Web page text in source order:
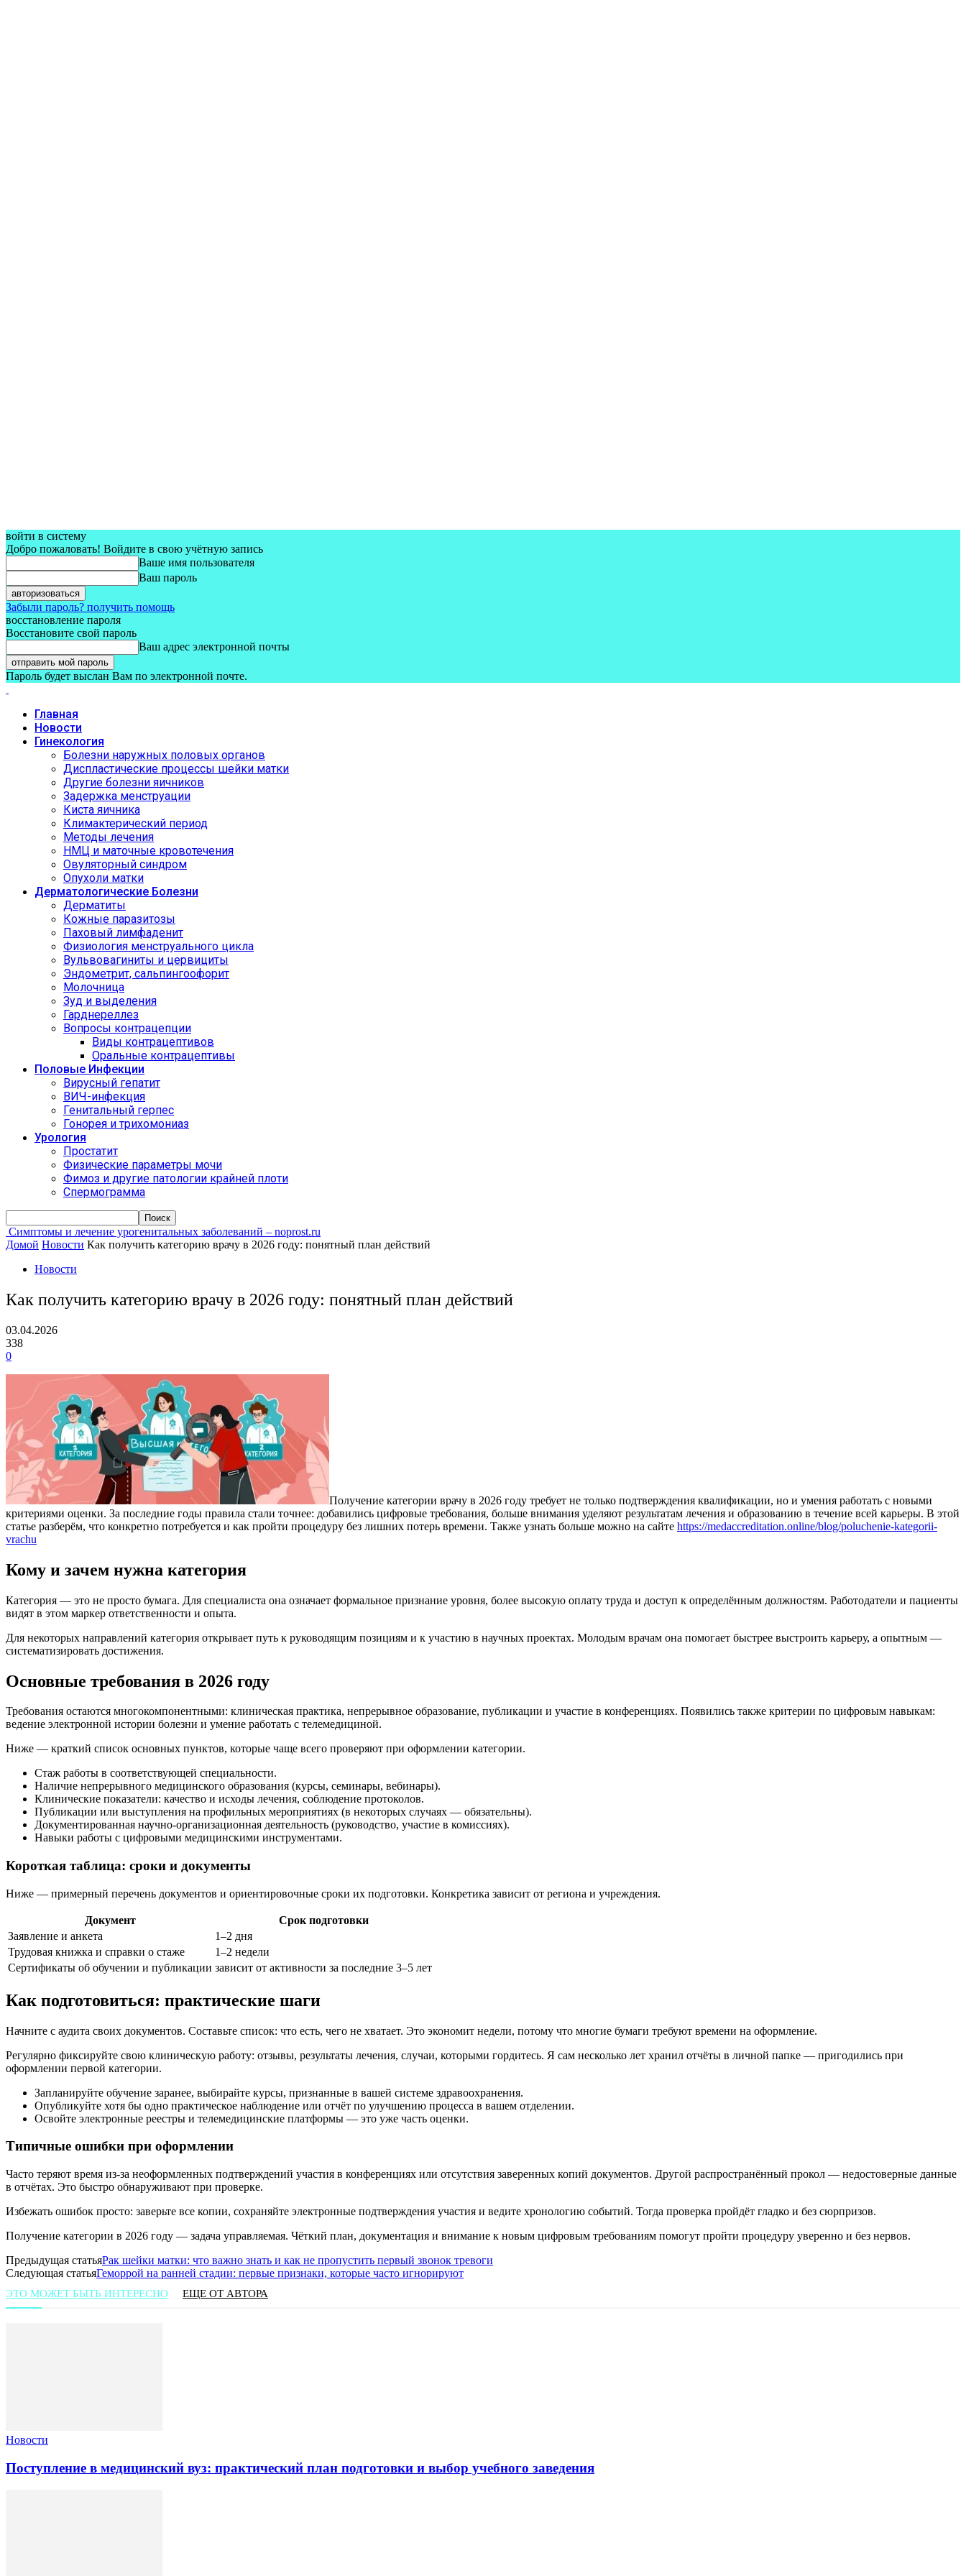
войти в систему
Добро пожаловать! Войдите в свою учётную запись
Ваше имя пользователя
Ваш пароль
Забыли пароль? получить помощь
восстановление пароля
Восстановите свой пароль
Ваш адрес электронной почты
Пароль будет выслан Вам по электронной почте.
Главная
Новости
Гинекология
Болезни наружных половых органов
Диспластические процессы шейки матки
Другие болезни яичников
Задержка менструации
Киста яичника
Климактерический период
Методы лечения
НМЦ и маточные кровотечения
Овуляторный синдром
Опухоли матки
Дерматологические Болезни
Дерматиты
Кожные паразитозы
Паховый лимфаденит
Физиология менструального цикла
Вульвовагиниты и цервициты
Эндометрит, сальпингоофорит
Молочница
Зуд и выделения
Гарднереллез
Вопросы контрацепции
Виды контрацептивов
Оральные контрацептивы
Половые Инфекции
Вирусный гепатит
ВИЧ-инфекция
Генитальный герпес
Гонорея и трихомониаз
Урология
Простатит
Физические параметры мочи
Фимоз и другие патологии крайней плоти
Спермограмма
Симптомы и лечение урогенитальных заболеваний – noprost.ru
Домой Новости Как получить категорию врачу в 2026 году: понятный план действий
Новости
Как получить категорию врачу в 2026 году: понятный план действий
03.04.2026
338
0
Получение категории врачу в 2026 году требует не только подтверждения квалификации, но и умения работать с новыми
критериями оценки. За последние годы правила стали точнее: добавились цифровые требования, больше внимания уделяют результатам лечения и образованию в течение всей карьеры. В этой
статье разберём, что конкретно потребуется и как пройти процедуру без лишних потерь времени. Также узнать больше можно на сайте https://medaccreditation.online/blog/poluchenie-kategorii-
vrachu
Кому и зачем нужна категория
Категория — это не просто бумага. Для специалиста она означает формальное признание уровня, более высокую оплату труда и доступ к определённым должностям. Работодатели и пациенты
видят в этом маркер ответственности и опыта.
Для некоторых направлений категория открывает путь к руководящим позициям и к участию в научных проектах. Молодым врачам она помогает быстрее выстроить карьеру, а опытным —
систематизировать достижения.
Основные требования в 2026 году
Требования остаются многокомпонентными: клиническая практика, непрерывное образование, публикации и участие в конференциях. Появились также критерии по цифровым навыкам:
ведение электронной истории болезни и умение работать с телемедициной.
Ниже — краткий список основных пунктов, которые чаще всего проверяют при оформлении категории.
Стаж работы в соответствующей специальности.
Наличие непрерывного медицинского образования (курсы, семинары, вебинары).
Клинические показатели: качество и исходы лечения, соблюдение протоколов.
Публикации или выступления на профильных мероприятиях (в некоторых случаях — обязательны).
Документированная научно-организационная деятельность (руководство, участие в комиссиях).
Навыки работы с цифровыми медицинскими инструментами.
Короткая таблица: сроки и документы
Ниже — примерный перечень документов и ориентировочные сроки их подготовки. Конкретика зависит от региона и учреждения.
Документ
Срок подготовки
Заявление и анкета
1–2 дня
Трудовая книжка и справки о стаже
1–2 недели
Сертификаты об обучении и публикации зависит от активности за последние 3–5 лет
Как подготовиться: практические шаги
Начните с аудита своих документов. Составьте список: что есть, чего не хватает. Это экономит недели, потому что многие бумаги требуют времени на оформление.
Регулярно фиксируйте свою клиническую работу: отзывы, результаты лечения, случаи, которыми гордитесь. Я сам несколько лет хранил отчёты в личной папке — пригодились при
оформлении первой категории.
Запланируйте обучение заранее, выбирайте курсы, признанные в вашей системе здравоохранения.
Опубликуйте хотя бы одно практическое наблюдение или отчёт по улучшению процесса в вашем отделении.
Освойте электронные реестры и телемедицинские платформы — это уже часть оценки.
Типичные ошибки при оформлении
Часто теряют время из‑за неоформленных подтверждений участия в конференциях или отсутствия заверенных копий документов. Другой распространённый прокол — недостоверные данные
в отчётах. Это быстро обнаруживают при проверке.
Избежать ошибок просто: заверьте все копии, сохраняйте электронные подтверждения участия и ведите хронологию событий. Тогда проверка пройдёт гладко и без сюрпризов.
Получение категории в 2026 году — задача управляемая. Чёткий план, документация и внимание к новым цифровым требованиям помогут пройти процедуру уверенно и без нервов.
Предыдущая статьяРак шейки матки: что важно знать и как не пропустить первый звонок тревоги
Следующая статьяГеморрой на ранней стадии: первые признаки, которые часто игнорируют
ЭТО МОЖЕТ БЫТЬ ИНТЕРЕСНО ЕЩЕ ОТ АВТОРА
Новости
Поступление в медицинский вуз: практический план подготовки и выбор учебного заведения